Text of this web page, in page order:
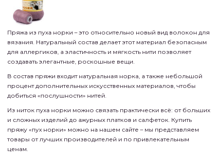
Пряжа из пуха норки – это относительно новый вид волокон для
вязания. Натуральный состав делает этот материал безопасным
для аллергиков, а эластичность и мягкость нити позволяет
создавать элегантные, роскошные вещи.
В состав пряжи входит натуральная норка, а также небольшой
процент дополнительных искусственных материалов, чтобы
добиться «послушности» нитей.
Из ниток пуха норки можно связать практически всё: от больших
и сложных изделий до ажурных платков и салфеток. Купить
пряжу «пух норки» можно на нашем сайте – мы представляем
товары от лучших производителей и по привлекательным
ценам.